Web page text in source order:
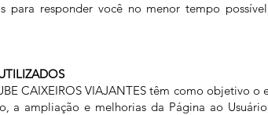
para responder você no menor tempo
CAIXEIROS VIAJANTES têm como objetivo
a ampliação e melhorias da Página ao